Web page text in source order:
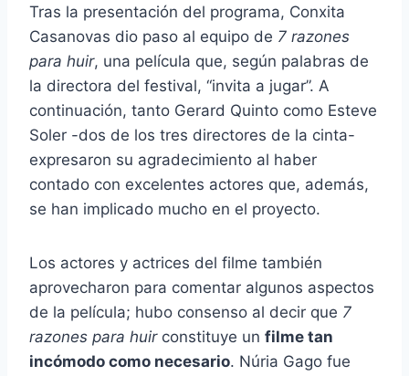
Tras la presentación del programa, Conxita
Casanovas dio paso al equipo de 7 razones
para huir, una película que, según palabras de
la directora del festival, “invita a jugar”. A
continuación, tanto Gerard Quinto como Esteve
Soler -dos de los tres directores de la cinta-
expresaron su agradecimiento al haber
contado con excelentes actores que, además,
se han implicado mucho en el proyecto.
Los actores y actrices del filme también
aprovecharon para comentar algunos aspectos
de la película; hubo consenso al decir que 7
razones para huirconstituye un filme tan
incómodo como necesario. Núria Gago fue